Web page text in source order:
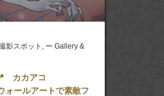
影スポット , ー Gallery &
カカアコ
ォールアートで素敵フ